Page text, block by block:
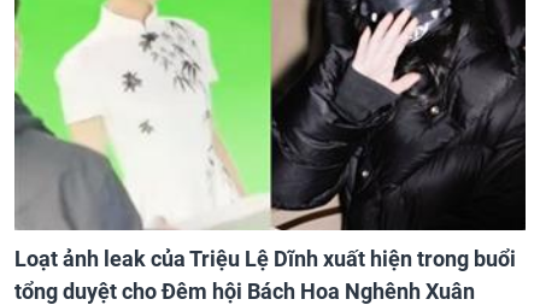
Loạt ảnh leak của Triệu Lệ Dĩnh xuất hiện trong buổi
tổng duyệt cho Đêm hội Bách Hoa Nghênh Xuân